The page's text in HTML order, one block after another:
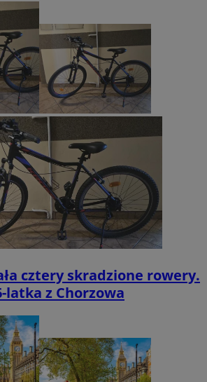
cztery skradzione rowery.
latka z Chorzowa